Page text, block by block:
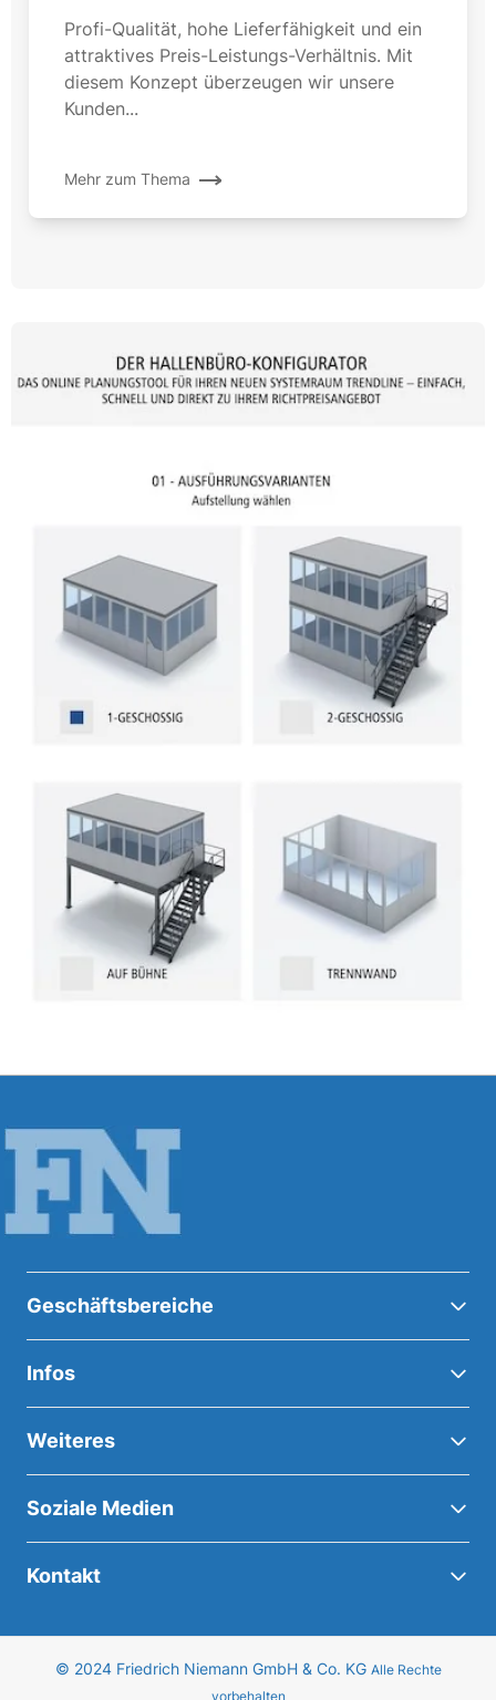
zum fairen Preis
Profi-Qualität, hohe Lieferfähigkeit und ein
attraktives Preis-Leistungs-Verhältnis. Mit
diesem Konzept überzeugen wir unsere
Kunden...
Mehr zum Thema
Geschäftsbereiche
Infos
Weiteres
Soziale Medien
Kontakt
© 2024 Friedrich Niemann GmbH & Co. KG Alle Rechte
vorbehalten